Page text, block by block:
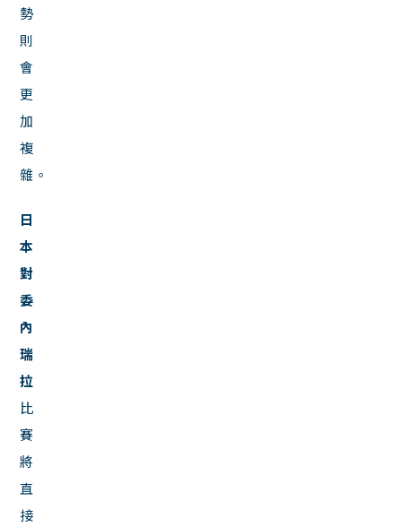
勢
則
會
更
加
複
雜。
日
本
對
委
內
瑞
拉
比
賽
將
直
接